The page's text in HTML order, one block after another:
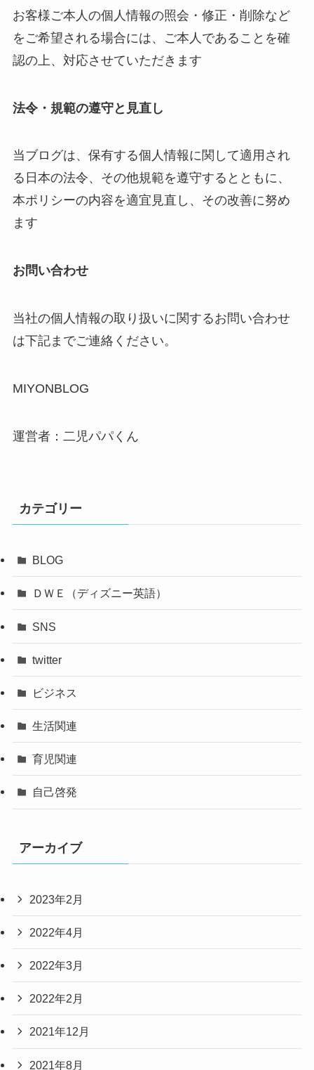
お客様ご本人の個人情報の照会・修正・削除など
をご希望される場合には、ご本人であることを確
認の上、対応させていただきます
法令・規範の遵守と見直し
当ブログは、保有する個人情報に関して適用され
る日本の法令、その他規範を遵守するとともに、
本ポリシーの内容を適宜見直し、その改善に努め
ます
お問い合わせ
当社の個人情報の取り扱いに関するお問い合わせ
は下記までご連絡ください。
MIYONBLOG
運営者：二児パパくん
カテゴリー
BLOG
ＤＷＥ（ディズニー英語）
SNS
twitter
ビジネス
生活関連
育児関連
自己啓発
アーカイブ
2023年2月
2022年4月
2022年3月
2022年2月
2021年12月
2021年8月